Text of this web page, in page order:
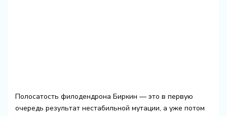
Полосатость филодендрона Биркин — это в первую
очередь результат нестабильной мутации, а уже потом